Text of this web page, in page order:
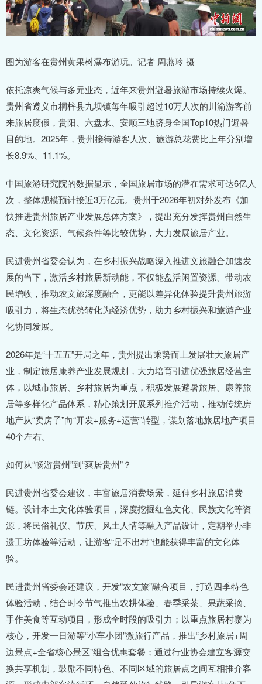
图为游客在贵州黄果树瀑布游玩。记者 周燕玲 摄
依托凉爽气候与多元业态，近年来贵州避暑旅游市场持续火爆。
贵州省遵义市桐梓县九坝镇每年吸引超过10万人次的川渝游客前
来旅居度假，贵阳、六盘水、安顺三地跻身全国Top10热门避暑
目的地。2025年，贵州接待游客人次、旅游总花费比上年分别增
长8.9%、11.1%。
中国旅游研究院的数据显示，全国旅居市场的潜在需求可达6亿人
次，整体规模预计接近3万亿元。贵州于2026年初对外发布《加
快推进贵州旅居产业发展总体方案》，提出充分发挥贵州自然生
态、文化资源、气候条件等比较优势，大力发展旅居产业。
民进贵州省委会认为，在乡村振兴战略深入推进文旅融合加速发
展的当下，激活乡村旅居新动能，不仅能盘活闲置资源、带动农
民增收，推动农文旅深度融合，更能以差异化体验提升贵州旅游
吸引力，将生态优势转化为经济优势，助力乡村振兴和旅游产业
化协同发展。
2026年是“十五五”开局之年，贵州提出乘势而上发展壮大旅居产
业，制定旅居康养产业发展规划，大力培育引进优强旅居经营主
体，以城市旅居、乡村旅居为重点，积极发展避暑旅居、康养旅
居等多样化产品体系，精心策划开展系列推介活动，推动传统房
地产从“卖房子”向“开发+服务+运营”转型，谋划落地旅居地产项目
40个左右。
如何从“畅游贵州”到“爽居贵州”？
民进贵州省委会建议，丰富旅居消费场景，延伸乡村旅居消费
链。设计本土文化体验项目，深度挖掘红色文化、民族文化等资
源，将民俗礼仪、节庆、风土人情等融入产品设计，定期举办非
遗工坊体验等活动，让游客“足不出村”也能获得丰富的文化体
验。
民进贵州省委会还建议，开发“农文旅”融合项目，打造四季特色
体验活动，结合时令节气推出农耕体验、春季采茶、果蔬采摘、
手作美食等互动项目，形成全时段的吸引力；以重点旅居村寨为
核心，开发一日游等“小车小团”微旅行产品，推出“乡村旅居+周
边景点+全省核心景区”组合优惠套餐；通过行业协会建立客源交
换共享机制，鼓励不同特色、不同区域的旅居点之间互相推介客